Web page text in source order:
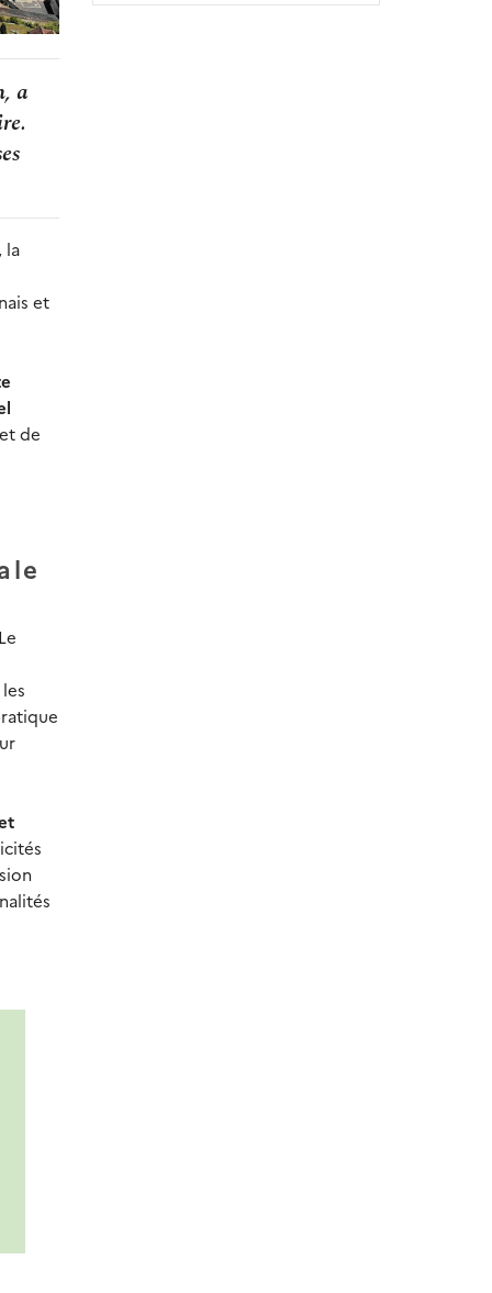
a
la
et
de